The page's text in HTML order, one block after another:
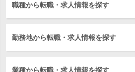
職種から転職・求人情報を探す
勤務地から転職・求人情報を探す
業種から転職・求人情報を探す